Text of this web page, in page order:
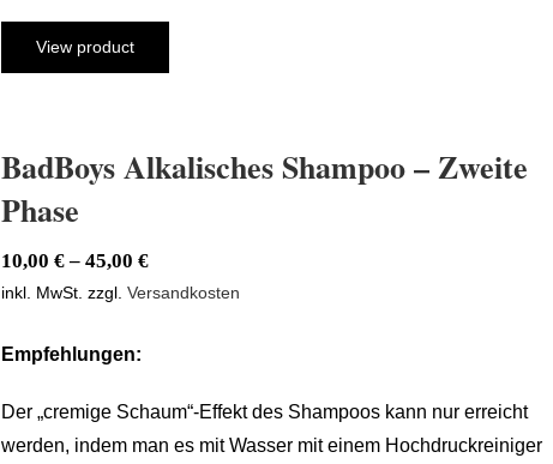
View product
BadBoys Alkalisches Shampoo – Zweite
Phase
10,00 €– 45,00 €
inkl. MwSt. zzgl. Versandkosten
Empfehlungen:
Der „cremige Schaum“-Effekt des Shampoos kann nur erreicht
werden, indem man es mit Wasser mit einem Hochdruckreiniger